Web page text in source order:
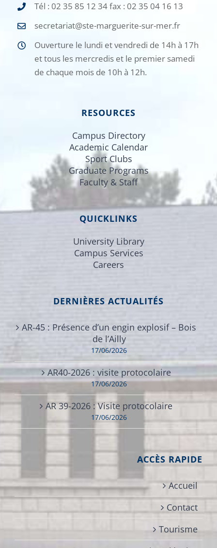
Tél : 02 35 85 12 34 fax : 02 35 04 16 13
secretariat@ste-marguerite-sur-mer.fr
Ouverture le lundi et vendredi de 14h à 17h
et tous les mercredis et le premier samedi
de chaque mois de 10h à 12h.
RESOURCES
Campus Directory
Academic Calendar
Sport Clubs
Graduate Programs
Faculty & Staff
QUICKLINKS
University Library
Campus Services
Careers
DERNIÈRES ACTUALITÉS
AR-45 : Présence d’un engin explosif – Bois
de l’Ailly
17/06/2026
AR40-2026 : visite protocolaire
17/06/2026
AR 39-2026 : Visite protocolaire
17/06/2026
ACCÈS RAPIDE
Accueil
Contact
Tourisme